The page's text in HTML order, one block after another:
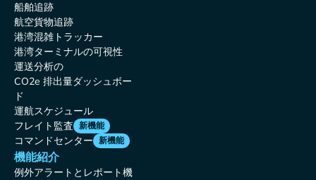
船舶追跡
航空貨物追跡
港湾混雑トラッカー
港湾ターミナルの可視性
運送分析の
CO2e 排出量ダッシュボー
ド
運航スケジュール
フレイト監査 新機能
コマンドセンター 新機能
機能紹介
例外アラートとレポート機